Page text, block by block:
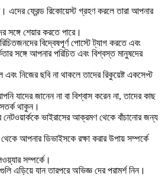
এদের ফ্রেন্ড রিকোয়েস্ট গ্রহণ করলে তারা আপনার
সঙ্গে শেয়ার করতে পারে।
বিদ্বেষপূর্ণ পোস্টে ট্যাগ করতে এবং
সঙ্গে আপনার পরিচিত এবং বিশ্বস্ত মানুষদের
নিজের ছবি না থাকলে তাদের রিকুয়েষ্ট একসেপ্ট
যাদের জানেন না বা বিশ্বাস করেন না, তাদের কাছ
থাকুন।
নেটওয়ার্ককে ভাইরাসের আক্রমণ থেকে বাঁচানোর জন্য
আপনার ডিভাইসকে রক্ষা করার উপায় সম্পর্কে
সম্পর্কে।
এড়িয়ে যান তারপরে অভিজ্ঞ দের পরামর্শ নিন।